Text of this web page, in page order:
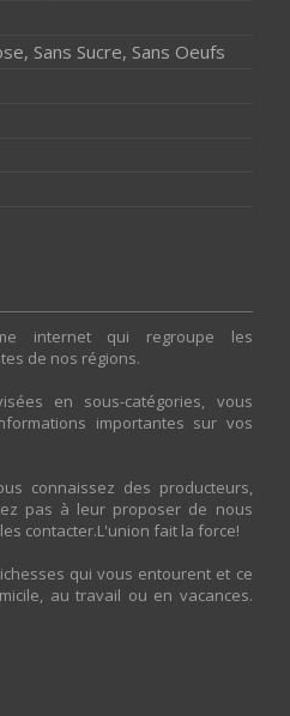
Sans Sucre, Sans Oeufs
internet qui regroupe les
de nos régions.
en sous-catégories, vous
importantes sur vos
connaissez des producteurs,
pas à leur proposer de nous
contacter.L'union fait la force!
qui vous entourent et ce
au travail ou en vacances.